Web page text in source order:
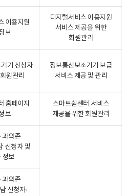
이용지원
보
디지털서비스 이용지원
서비스 제공을 위한
회원관리
기 신청자
원관리
정보통신보조기기 보급
서비스 제공 및 관리
홈페이지
보
스마트쉼센터 서비스
제공을 위한 회원관리
과의존
신청자 및
정보
과의존
신청자·